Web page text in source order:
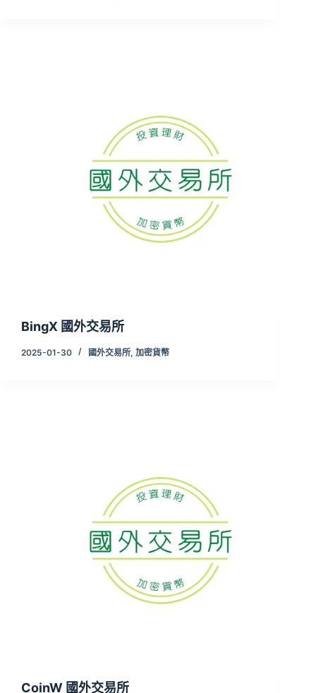
BingX 國外交易所
2025-01-30 國外交易所, 加密貨幣
CoinW 國外交易所